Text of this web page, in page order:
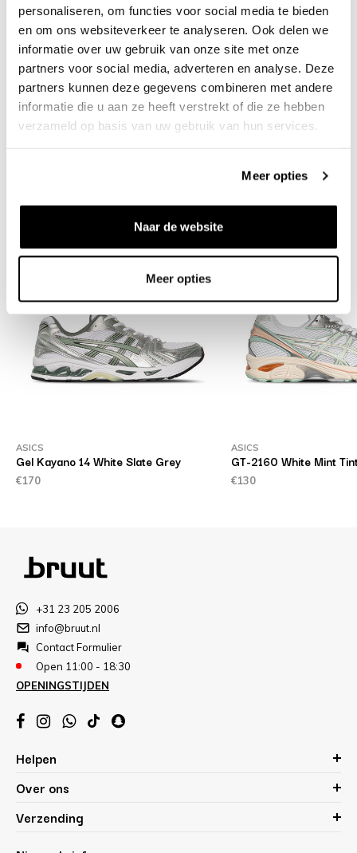
personaliseren, om functies voor social media te bieden
en om ons websiteverkeer te analyseren. Ook delen we
informatie over uw gebruik van onze site met onze
partners voor social media, adverteren en analyse. Deze
partners kunnen deze gegevens combineren met andere
informatie die u aan ze heeft verstrekt of die ze hebben
verzameld op basis van uw gebruik van hun services.
Meer opties
Naar de website
Meer opties
Hulp nodig?We helpen
info@bruut.nl Live chat Whatsapp
Over dit product
Gerelateerde producten
ASICS
Gel Kayano 14 White Slate Grey
€170
ASICS
GT-2160 White Mint
€130
+31 23 205 2006
info@bruut.nl
Contact Formulier
Open 11:00 - 18:30
OPENINGSTIJDEN
Helpen
Over ons
Verzending